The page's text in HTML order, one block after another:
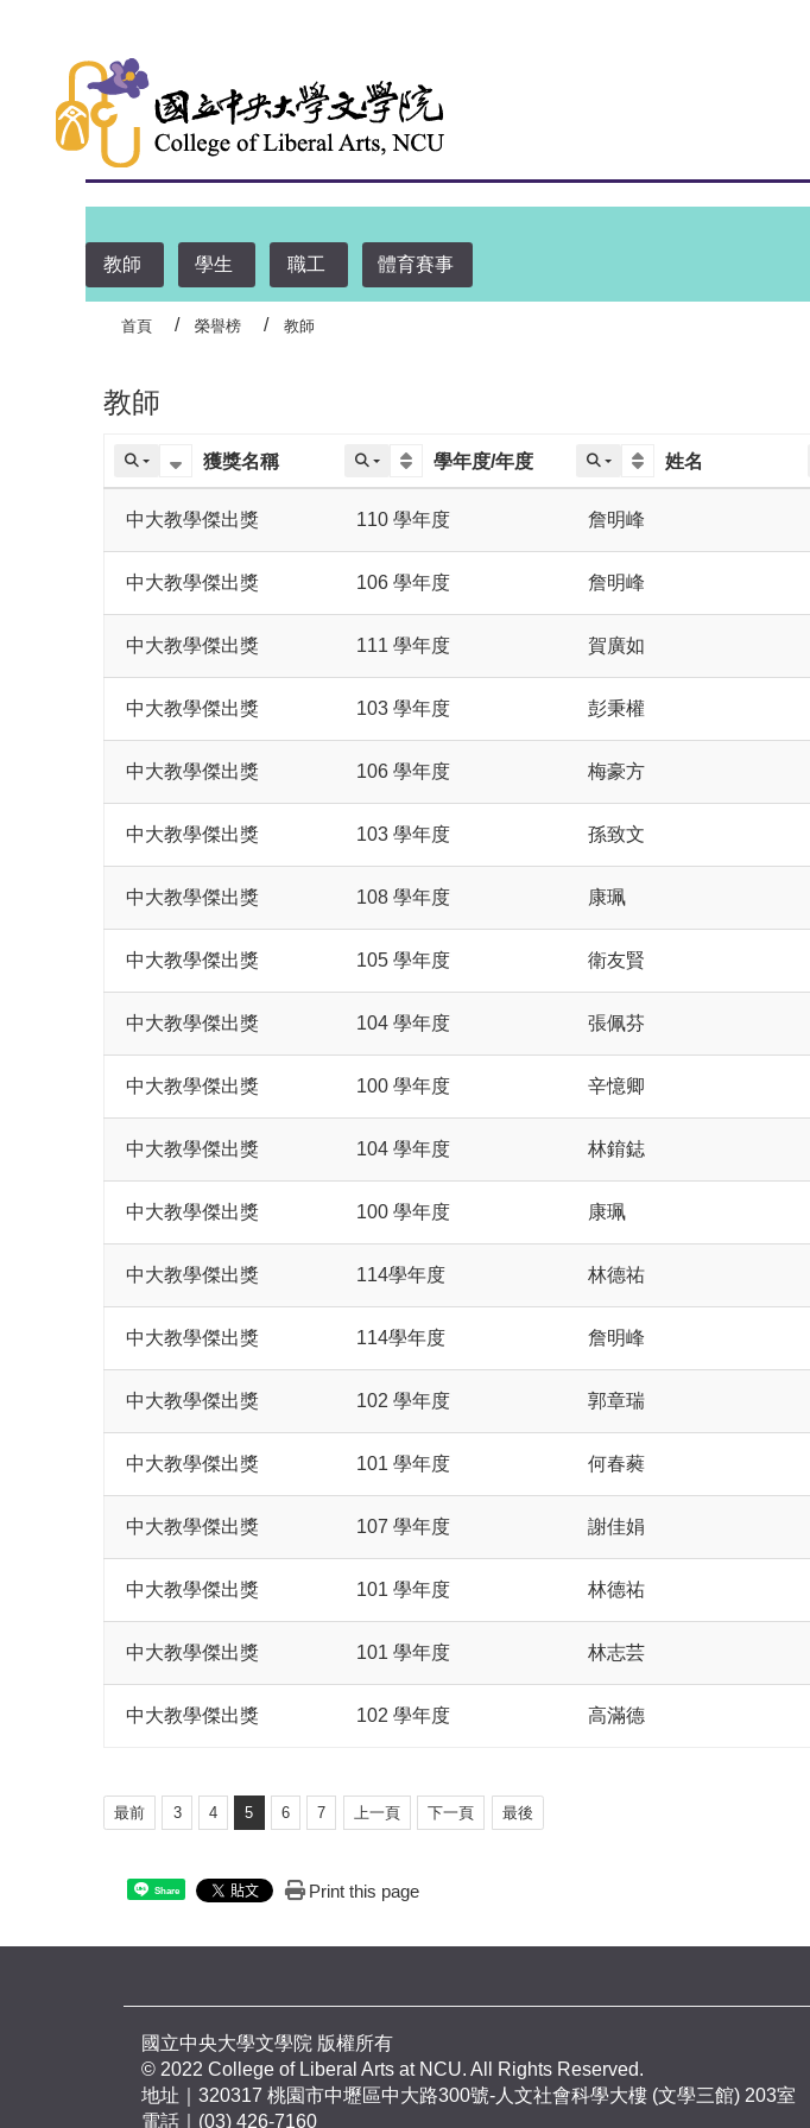
教師 學生 職工 體育賽事
首頁 榮譽榜 教師
教師
獲獎名稱 學年度/年度 姓名
中大教學傑出獎 110 學年度 詹明峰
中大教學傑出獎 106 學年度 詹明峰
中大教學傑出獎 111 學年度 賀廣如
中大教學傑出獎 103 學年度 彭秉權
中大教學傑出獎 106 學年度 梅豪方
中大教學傑出獎 103 學年度 孫致文
中大教學傑出獎 108 學年度 康珮
中大教學傑出獎 105 學年度 衛友賢
中大教學傑出獎 104 學年度 張佩芬
中大教學傑出獎 100 學年度 辛憶卿
中大教學傑出獎 104 學年度 林錥鋕
中大教學傑出獎 100 學年度 康珮
中大教學傑出獎 114學年度 林德祐
中大教學傑出獎 114學年度 詹明峰
中大教學傑出獎 102 學年度 郭章瑞
中大教學傑出獎 101 學年度 何春蕤
中大教學傑出獎 107 學年度 謝佳娟
中大教學傑出獎 101 學年度 林德祐
中大教學傑出獎 101 學年度 林志芸
中大教學傑出獎 102 學年度 高滿德
最前 3 4 5 6 7 上一頁 下一頁 最後
Share Print this page
國立中央大學文學院 版權所有
© 2022 College of Liberal Arts at NCU. All Rights Reserved.
地址｜320317 桃園市中壢區中大路300號-人文社會科學大樓 (文學三館) 203室
電話｜(03) 426-7160